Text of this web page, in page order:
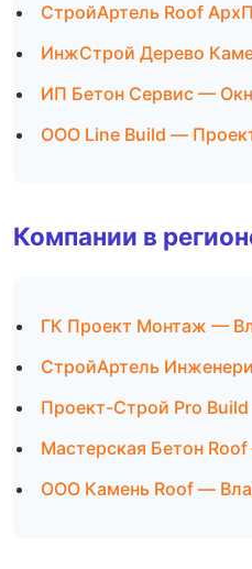
СтройАртель Roof
ИнжСтрой Дерево
ИП Бетон Сервис —
ООО Line Build —
Компании в
ГК Проект Монтаж —
СтройАртель
Проект-Строй Pro
Мастерская Бетон
ООО Камень Roof —